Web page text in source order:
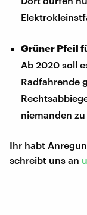
Grüner Pfeil
Ab 2020 soll
Radfahrende
niemanden
Ihr habt
schreibt uns an